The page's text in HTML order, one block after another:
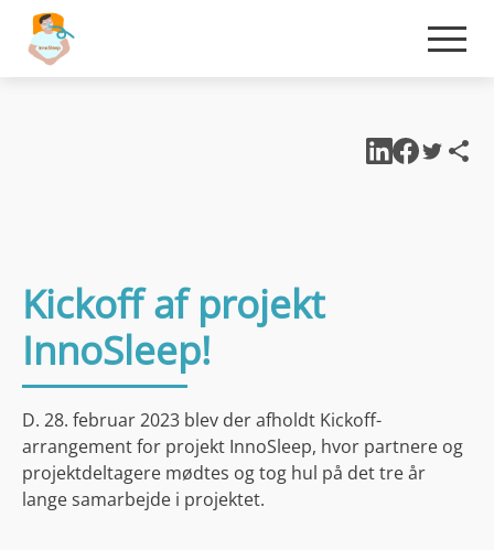
Kickoff af projekt
InnoSleep!
D. 28. februar 2023 blev der afholdt Kickoff-
arrangement for projekt InnoSleep, hvor partnere og
projektdeltagere mødtes og tog hul på det tre år
lange samarbejde i projektet.